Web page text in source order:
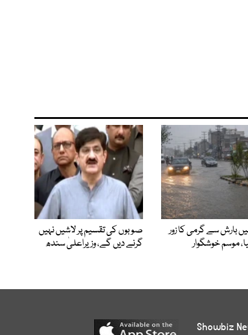
بارش سے گرمی کا زور
موسم خوشگوار
صوبوں کی تقسیم پر لاشیں نہیں
گرنے دیں گے، وزیراعلیٰ سندھ
Showbiz